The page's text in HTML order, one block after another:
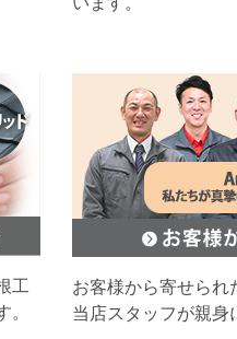
工
。
お客様から寄せられ
当店スタッフが親身